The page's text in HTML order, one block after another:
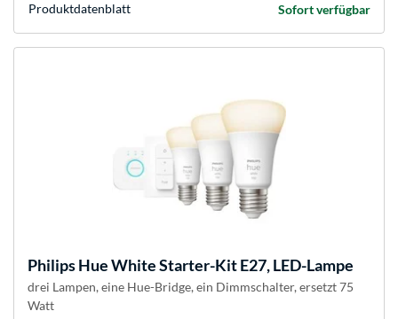
Sofort verfügbar
Produkt­datenblatt
Philips HueWhite Starter-Kit E27, LED-Lampe
drei Lampen, eine Hue-Bridge, ein Dimmschalter, ersetzt 75
Watt